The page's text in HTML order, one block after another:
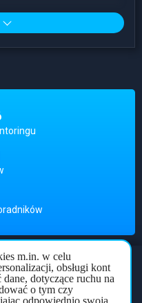
Partner
mentoringu
m.in. w celu
obsługi kont
dotyczące ruchu na
o tym czy
odpowiednio swoją